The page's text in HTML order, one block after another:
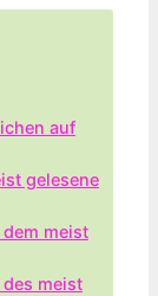
auf
‍gelesene
meist
meist